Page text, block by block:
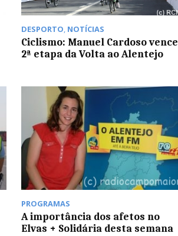
DESPORTO, NOTÍCIAS
Ciclismo: Manuel Cardoso vence
2ª etapa da Volta ao Alentejo
PROGRAMAS
A importância dos afetos no
Elvas + Solidária desta semana